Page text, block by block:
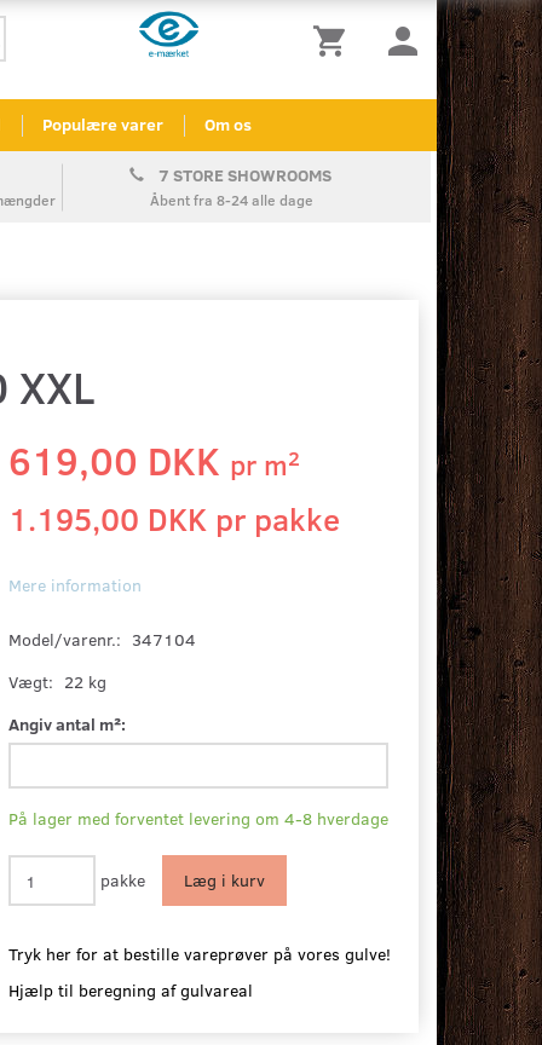
Populære varer Om os
7 STORE SHOWROOMS
Åbent fra 8-24 alle dage
619,00 DKK pr m2
1.195,00 DKK pr pakke
Mere information
Model/varenr.: 347104
Vægt: 22 kg
Angiv antal m²:
På lager med forventet levering om 4-8 hverdage
pakke Læg i kurv
Tryk her for at bestille vareprøver på vores gulve!
Hjælp til beregning af gulvareal